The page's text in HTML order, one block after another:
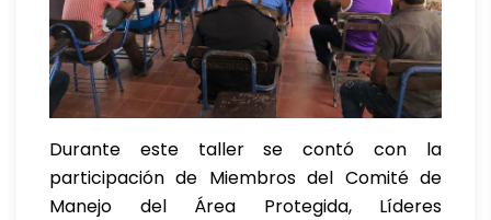
Durante este taller se contó con la
participación de Miembros del Comité de
Manejo del Área Protegida, Líderes